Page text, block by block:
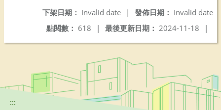
發佈日期： Invalid date
下架日期： Invalid date
|
最後更新日期： 2024-11-18 |
點閱數： 618 |
:::